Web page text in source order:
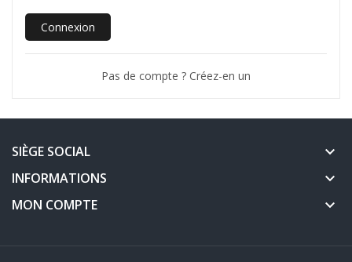
Connexion
Pas de compte ? Créez-en un
SIÈGE SOCIAL keyboard_arrow_down
INFORMATIONS keyboard_arrow_down
MON COMPTE keyboard_arrow_down